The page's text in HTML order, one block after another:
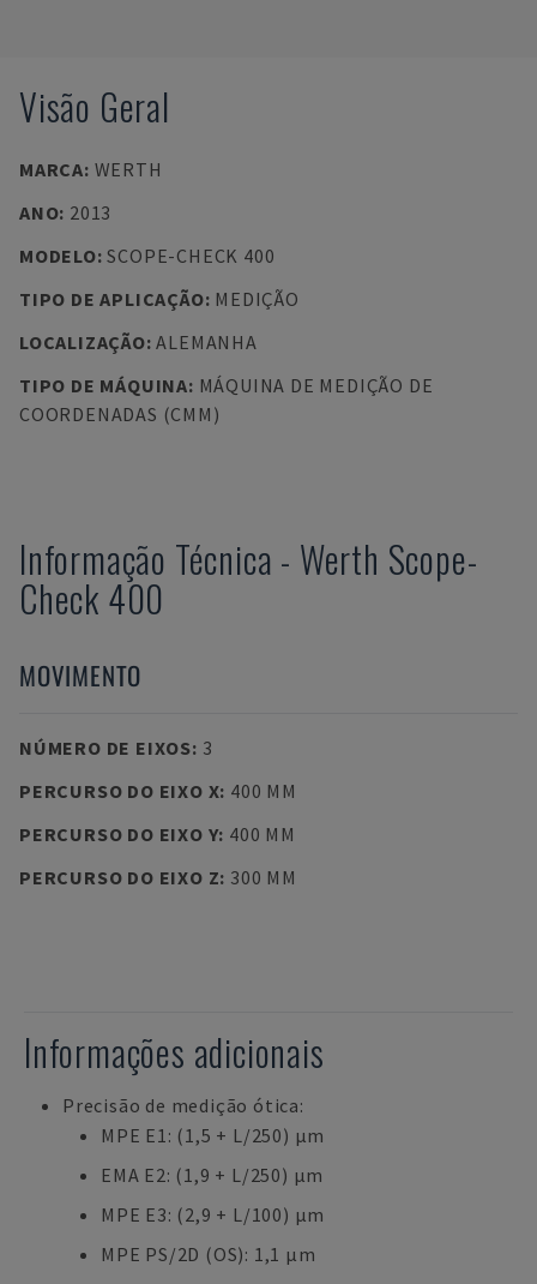
Visão Geral
MARCA: WERTH
ANO: 2013
MODELO:SCOPE-CHECK 400
TIPO DE APLICAÇÃO: MEDIÇÃO
LOCALIZAÇÃO:ALEMANHA
TIPO DE MÁQUINA: MÁQUINA DE MEDIÇÃO DE
COORDENADAS (CMM)
Informação Técnica - Werth Scope-
Check 400
MOVIMENTO
NÚMERO DE EIXOS: 3
PERCURSO DO EIXO X: 400 MM
PERCURSO DO EIXO Y: 400 MM
PERCURSO DO EIXO Z: 300 MM
Informações adicionais
Precisão de medição ótica:
MPE E1: (1,5 + L/250) µm
EMA E2: (1,9 + L/250) µm
MPE E3: (2,9 + L/100) µm
MPE PS/2D (OS): 1,1 µm